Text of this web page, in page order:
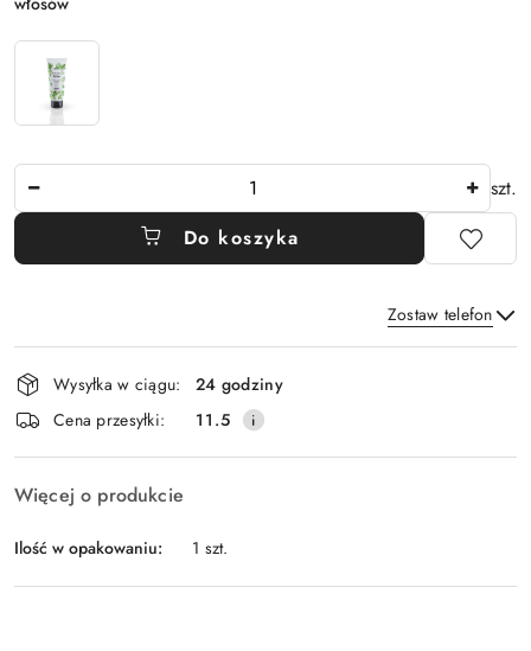
szt.
Do koszyka
Zostaw telefon
Wyślij
Dostępność
i
dostawa
Wysyłka w ciągu:
24 godziny
Cena przesyłki:
11.5
Więcej o produkcie
Ilość w opakowaniu: 1 szt.